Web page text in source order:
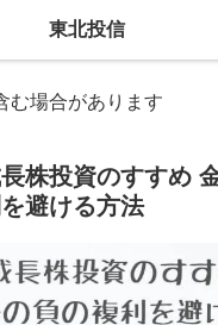
む場合があります
株投資のすすめ
避ける方法
東北投信